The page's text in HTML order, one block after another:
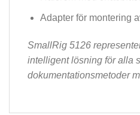
Adapter för montering
SmallRig 5126
intelligent lösning för alla
dokumentationsmetoder